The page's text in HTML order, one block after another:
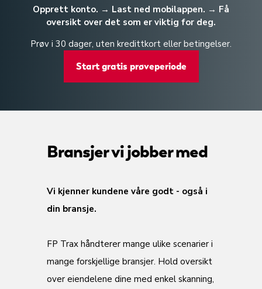
Opprett konto. → Last ned mobilappen. → Få
oversikt over det som er viktig for deg.
Prøv i 30 dager, uten kredittkort eller betingelser.
Start gratis prøveperiode
Bransjer vi jobber med
Vi kjenner kundene våre godt - også i
din bransje.
FP Trax håndterer mange ulike scenarier i
mange forskjellige bransjer. Hold oversikt
over eiendelene dine med enkel skanning,